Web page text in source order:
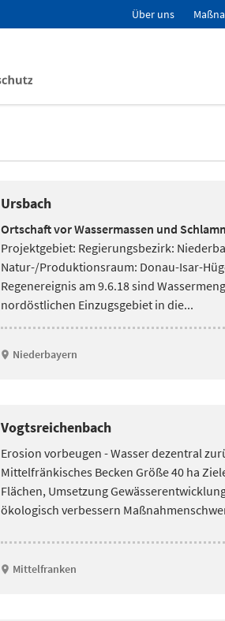
Über uns
Ursbach
Ortschaft vor Wassermassen und
Projektgebiet: Regierungsbezirk:
Natur-/Produktionsraum: Donau-Isar-
Regenereignis am 9.6.18 sind
nordöstlichen Einzugsgebiet in die...
Niederbayern
Vogtsreichenbach
Erosion vorbeugen - Wasser dezentral
Mittelfränkisches Becken Größe 40 ha
Flächen, Umsetzung
ökologisch verbessern
Mittelfranken